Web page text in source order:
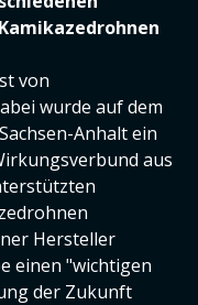
von
wurde auf dem
Anhalt ein
aus
Hersteller
einen "wichtigen
der Zukunft